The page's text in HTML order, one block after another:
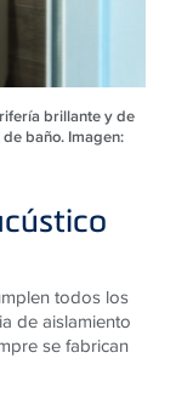
brillante y de
baño. Imagen:
todos los
de aislamiento
se fabrican